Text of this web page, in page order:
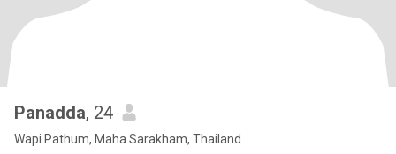
Panadda, 24
Wapi Pathum, Maha Sarakham, Thailand